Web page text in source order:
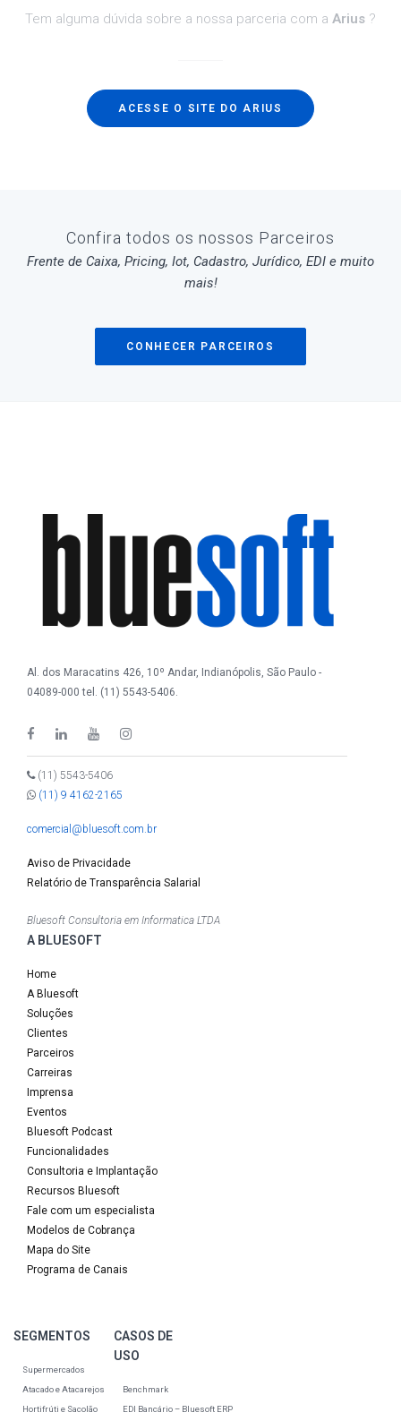
Tem alguma dúvida sobre a nossa parceria com a Arius ?
ACESSE O SITE DO ARIUS
Confira todos os nossos Parceiros
Frente de Caixa, Pricing, Iot, Cadastro, Jurídico, EDI e muito
mais!
CONHECER PARCEIROS
Al. dos Maracatins 426, 10º Andar, Indianópolis, São Paulo -
04089-000 tel. (11) 5543-5406.
(11) 5543-5406
(11) 9 4162-2165
comercial@bluesoft.com.br
Aviso de Privacidade
Relatório de Transparência Salarial
Bluesoft Consultoria em Informatica LTDA
A BLUESOFT
Home
A Bluesoft
Soluções
Clientes
Parceiros
Carreiras
Imprensa
Eventos
Bluesoft Podcast
Funcionalidades
Consultoria e Implantação
Recursos Bluesoft
Fale com um especialista
Modelos de Cobrança
Mapa do Site
Programa de Canais
SEGMENTOS
Supermercados
Atacado e Atacarejos
Hortifrúti e Sacolão
CASOS DE
USO
Benchmark
EDI Bancário – Bluesoft ERP